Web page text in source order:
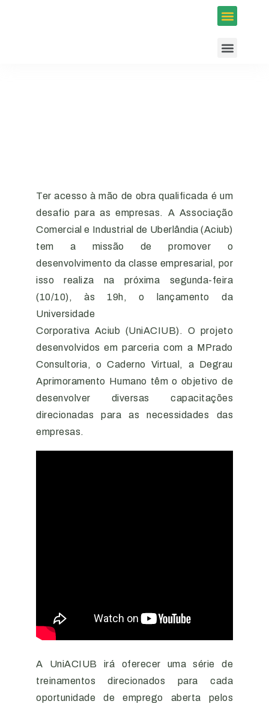
Ter acesso à mão de obra qualificada é um
desafio para as empresas. A Associação
Comercial e Industrial de Uberlândia (Aciub)
tem a missão de promover o
desenvolvimento da classe empresarial, por
isso realiza na próxima segunda-feira
(10/10), às 19h, o lançamento da
Universidade
Corporativa Aciub (UniACIUB). O projeto
desenvolvidos em parceria com a MPrado
Consultoria, o Caderno Virtual, a Degrau
Aprimoramento Humano têm o objetivo de
desenvolver diversas capacitações
direcionadas para as necessidades das
empresas.
A UniACIUB irá oferecer uma série de
treinamentos direcionados para cada
oportunidade de emprego aberta pelos